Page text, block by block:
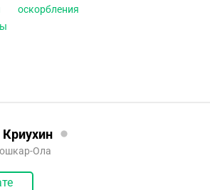
оскорбления
Ола